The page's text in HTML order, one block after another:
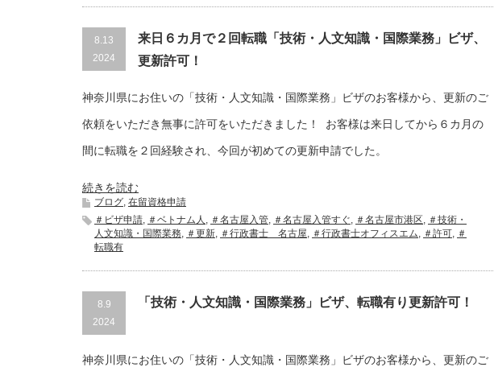
8.13
2024
来日６カ月で２回転職「技術・人文知識・国際業務」ビザ、
更新許可！
神奈川県にお住いの「技術・人文知識・国際業務」ビザのお客様から、更新のご
依頼をいただき無事に許可をいただきました！ お客様は来日してから６カ月の
間に転職を２回経験され、今回が初めての更新申請でした。
続きを読む
ブログ, 在留資格申請
＃ビザ申請, ＃ベトナム人 , ＃名古屋入管, ＃名古屋入管すぐ, ＃名古屋市港区, ＃技術・
人文知識・国際業務, ＃更新, ＃行政書士 名古屋, ＃行政書士オフィスエム, ＃許可, ＃
転職有
8.9
2024
「技術・人文知識・国際業務」ビザ、転職有り更新許可！
神奈川県にお住いの「技術・人文知識・国際業務」ビザのお客様から、更新のご